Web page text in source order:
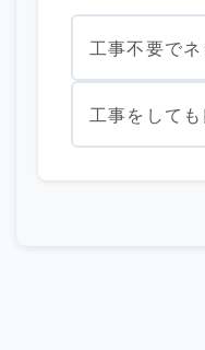
工事不要で
工事をしても